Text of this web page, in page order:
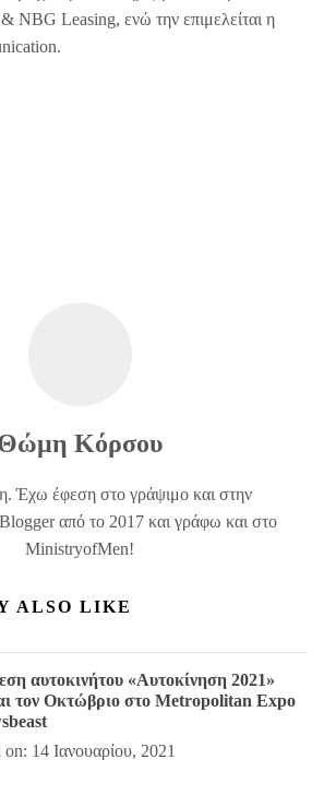
NBG Leasing, ενώ την επιμελείται η
Κόρσου
Έχω έφεση στο γράψιμο και στην
από το 2017 και γράφω και στο
MinistryofMen!
ALSO LIKE
αυτοκινήτου «Αυτοκίνηση 2021»
τον Οκτώβριο στο Metropolitan Expo
on: 14 Ιανουαρίου, 2021